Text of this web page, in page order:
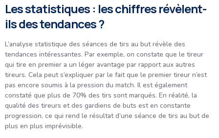
Les statistiques : les chiffres révèlent-
ils des tendances ?
L’analyse statistique des séances de tirs au but révèle des
tendances intéressantes. Par exemple, on constate que le tireur
qui tire en premier a un léger avantage par rapport aux autres
tireurs. Cela peut s’expliquer par le fait que le premier tireur n’est
pas encore soumis à la pression du match. Il est également
constaté que plus de 70% des tirs sont marqués. En réalité, la
qualité des tireurs et des gardiens de buts est en constante
progression, ce qui rend le résultat d’une séance de tirs au but de
plus en plus imprévisible.